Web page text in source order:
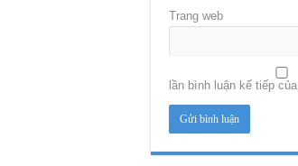
Trang web
lần bình luận kế tiếp của